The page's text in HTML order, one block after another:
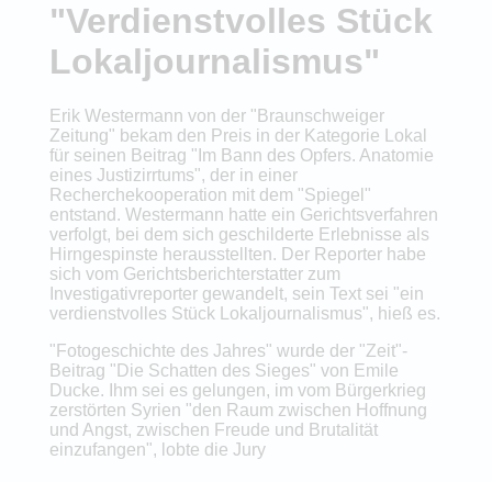
"Verdienstvolles Stück
Lokaljournalismus"
Erik Westermann von der "Braunschweiger
Zeitung" bekam den Preis in der Kategorie Lokal
für seinen Beitrag "Im Bann des Opfers. Anatomie
eines Justizirrtums", der in einer
Recherchekooperation mit dem "Spiegel"
entstand. Westermann hatte ein Gerichtsverfahren
verfolgt, bei dem sich geschilderte Erlebnisse als
Hirngespinste herausstellten. Der Reporter habe
sich vom Gerichtsberichterstatter zum
Investigativreporter gewandelt, sein Text sei "ein
verdienstvolles Stück Lokaljournalismus", hieß es.
"Fotogeschichte des Jahres" wurde der "Zeit"-
Beitrag "Die Schatten des Sieges" von Emile
Ducke. Ihm sei es gelungen, im vom Bürgerkrieg
zerstörten Syrien "den Raum zwischen Hoffnung
und Angst, zwischen Freude und Brutalität
einzufangen", lobte die Jury